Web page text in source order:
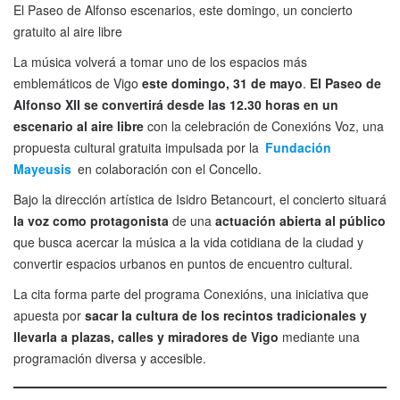
El Paseo de Alfonso escenarios, este domingo, un concierto
gratuito al aire libre
La música volverá a tomar uno de los espacios más
emblemáticos de Vigo este domingo, 31 de mayo. El Paseo de
Alfonso XII se convertirá desde las 12.30 horas en un
escenario al aire libre con la celebración de Conexións Voz, una
propuesta cultural gratuita impulsada por la Fundación
Mayeusis en colaboración con el Concello.
Bajo la dirección artística de Isidro Betancourt, el concierto situará
la voz como protagonista de una actuación abierta al público
que busca acercar la música a la vida cotidiana de la ciudad y
convertir espacios urbanos en puntos de encuentro cultural.
La cita forma parte del programa Conexións, una iniciativa que
apuesta por sacar la cultura de los recintos tradicionales y
llevarla a plazas, calles y miradores de Vigo mediante una
programación diversa y accesible.